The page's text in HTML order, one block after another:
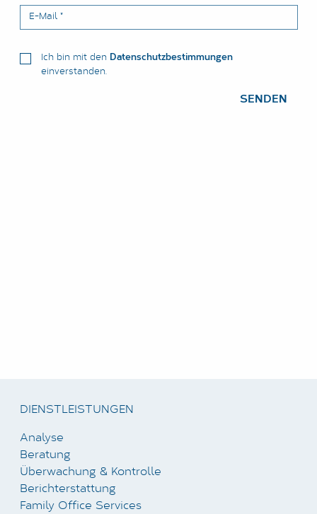
E-Mail *
Ich bin mit den Datenschutzbestimmungen
einverstanden.
SENDEN
DIENSTLEISTUNGEN
Analyse
Beratung
Überwachung & Kontrolle
Berichterstattung
Family Office Services